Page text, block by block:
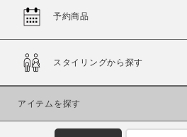
商品タイプ
通常商品
予約商品
スタイリングから探す
アイテムを探す